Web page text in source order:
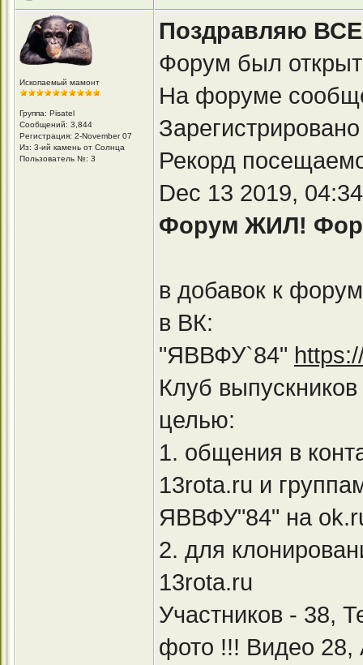
Ископаемый мамонт
Группа: Pisatel
Сообщений: 3,844
Регистрация: 2-November 07
Из: 3-ий камень от Солнца
Пользователь №: 3
Поздравляю
Форум был
На форуме
Рекорд
Dec 13 2019,
Форум ЖИЛ!
в добавок к
в ВК:
"ЯВВФУ`84"
Клуб
целью:
1. общения в
13rota.ru и
ЯВВФУ"84" на
2. для
13rota.ru
Участников - 38,
фото !!! Видео 28,